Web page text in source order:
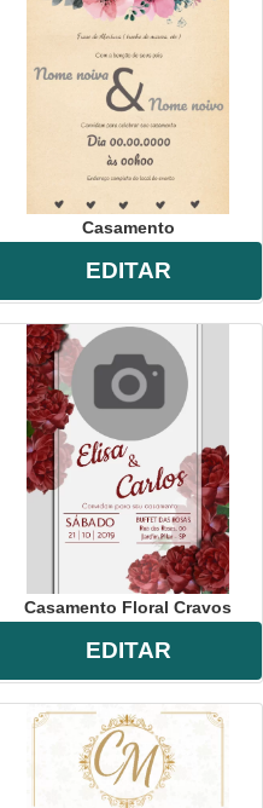
Casamento
EDITAR
Casamento Floral Cravos
EDITAR